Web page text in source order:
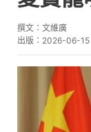
撰文： 文維廣
出版： 2026-06-15